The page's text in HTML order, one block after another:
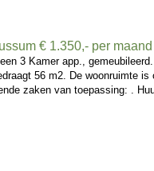
€ 1.350,- per maand
3 Kamer app.,
56 m2. De woonruimte is
zaken van toepassing: .